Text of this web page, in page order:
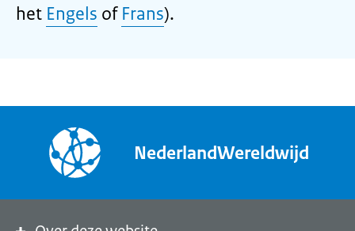
het Engels of Frans).
NederlandWereldwijd